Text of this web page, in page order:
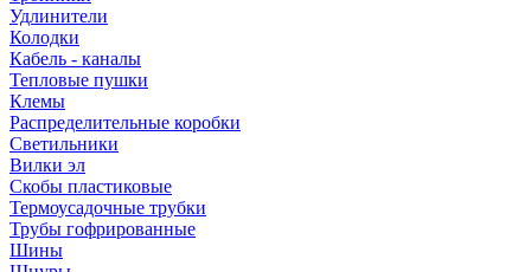
Удлинители
Колодки
Кабель - каналы
Тепловые пушки
Клемы
Распределительные коробки
Светильники
Вилки эл
Скобы пластиковые
Термоусадочные трубки
Трубы гофрированные
Шины